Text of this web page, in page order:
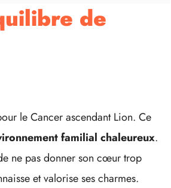
de
le Cancer ascendant Lion. Ce
familial chaleureux.
ne pas donner son cœur trop
et valorise ses charmes.